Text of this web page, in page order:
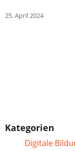
25. April 2024
Kategorien
Digitale